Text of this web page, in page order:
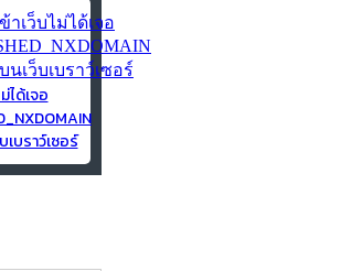
ได้เจอ
บราว์เซอร์